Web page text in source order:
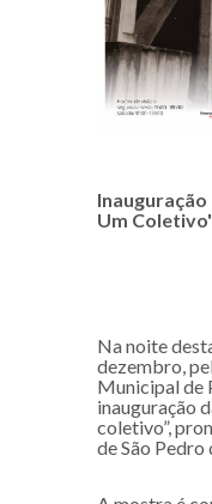
Um
Na noite
dezembro,
Municipal de
inauguração
coletivo”,
de São Pedro